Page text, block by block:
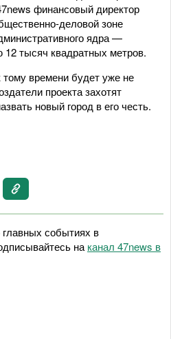
финансовый директор
деловой зоне
ядра —
тысяч квадратных метров.
времени будет уже не
проекта захотят
новый город в его честь.
событиях в
на канал 47news в